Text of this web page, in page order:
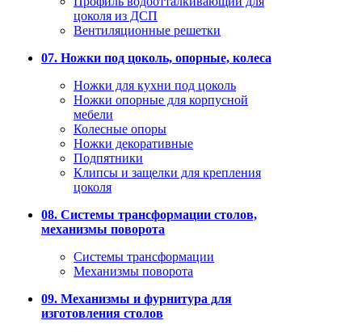
цоколя из ДСП
Вентиляционные решетки
07. Ножки под цоколь, опорные, колеса
Ножки для кухни под цоколь
Ножки опорные для корпусной
мебели
Колесные опоры
Ножки декоративные
Подпятники
Клипсы и защелки для крепления
цоколя
08. Системы трансформации столов,
механизмы поворота
Системы трансформации
Механизмы поворота
09. Механизмы и фурнитура для
изготовления столов